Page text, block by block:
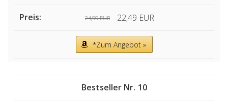
24,99 EUR 22,49 EUR
*Zum Angebot »
10